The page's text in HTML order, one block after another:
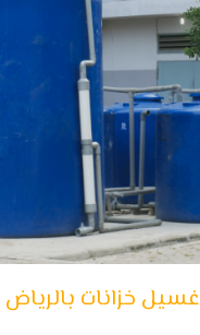
غسيل خزانات بالرياض